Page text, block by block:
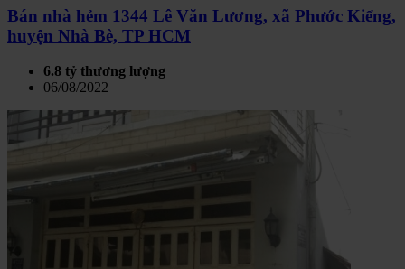
Bán nhà hẻm 1344 Lê Văn Lương, xã Phước Kiểng,
huyện Nhà Bè, TP HCM
6.8 tỷ thương lượng
06/08/2022